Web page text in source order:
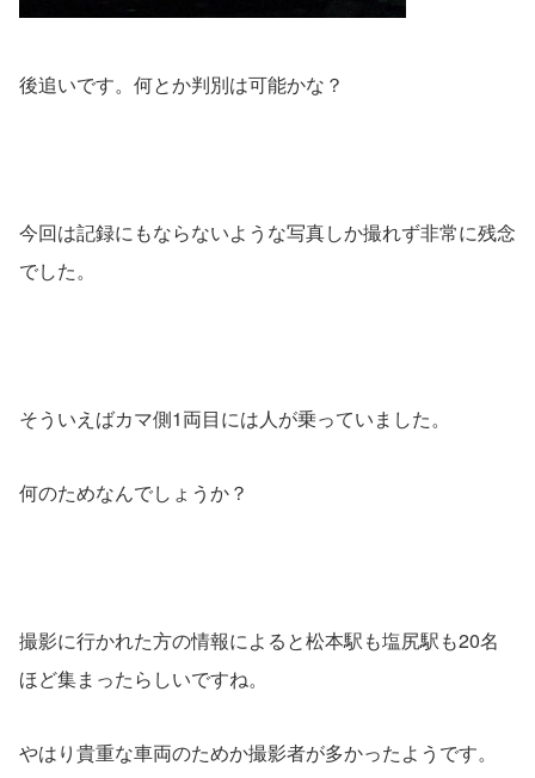
後追いです。何とか判別は可能かな？
今回は記録にもならないような写真しか撮れず非常に残念
でした。
そういえばカマ側1両目には人が乗っていました。
何のためなんでしょうか？
撮影に行かれた方の情報によると松本駅も塩尻駅も20名
ほど集まったらしいですね。
やはり貴重な車両のためか撮影者が多かったようです。